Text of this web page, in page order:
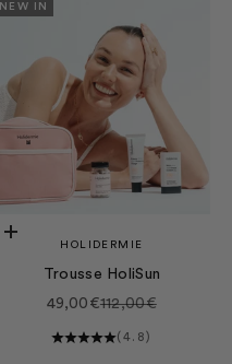
NEW IN
Ajouter au panier
HOLIDERMIE
Trousse HoliSun
Prix de vente
49,00€Prix normal
112,00€
(4.8)